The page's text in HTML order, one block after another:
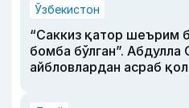
Ўзбекистон
“Саккиз қатор шеърим
бомба бўлган”. Абдулла
айбловлардан асраб